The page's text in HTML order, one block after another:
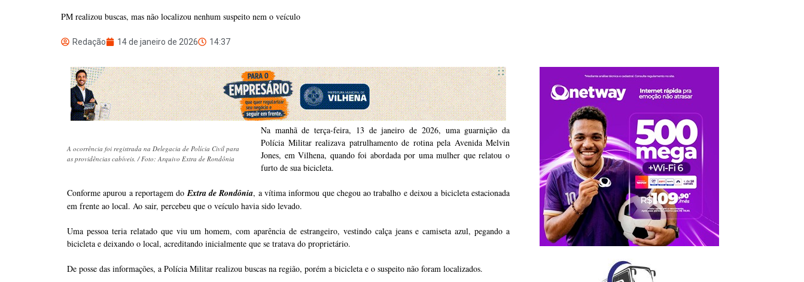
PM realizou buscas, mas não localizou nenhum suspeito nem o veículo
Redação 14 de janeiro de 2026 14:37
A ocorrência foi registrada na Delegacia de Polícia Civil para
as providências cabíveis. / Foto: Arquivo Extra de Rondônia
Na manhã de terça-feira, 13 de janeiro de 2026, uma guarnição da
Polícia Militar realizava patrulhamento de rotina pela Avenida Melvin
Jones, em Vilhena, quando foi abordada por uma mulher que relatou o
furto de sua bicicleta.
Conforme apurou a reportagem doExtra de Rondônia, a vítima informou que chegou ao trabalho e deixou a bicicleta estacionada
em frente ao local. Ao sair, percebeu que o veículo havia sido levado.
Uma pessoa teria relatado que viu um homem, com aparência de estrangeiro, vestindo calça jeans e camiseta azul, pegando a
bicicleta e deixando o local, acreditando inicialmente que se tratava do proprietário.
De posse das informações, a Polícia Militar realizou buscas na região, porém a bicicleta e o suspeito não foram localizados.